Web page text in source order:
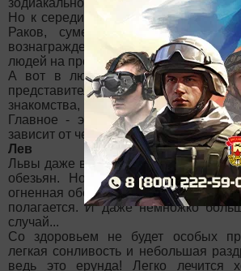
зодиакального круга будет немало.
Но к середине лета ситуация
Раков, сумевших преодолеть
вознаграждение. Хозяйка года
людей на прочность.
А вот в любви судьба будет
представителям знака рака.
знакомства, и возможность
Главное - это воспользоваться
зависит от человека.
Лев
Львы даже в облике человека - не
обезьян. Но и иметь их в
огненная обезьянка не захочет.
полагается. И даже немножко
случай...
Со здоровьем не будет особых
легкая сонливость и небольшая
ведь это ерунда! Легко лечится